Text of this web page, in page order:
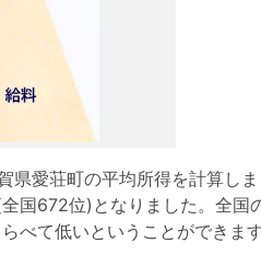
愛荘町の平均所得を計算し
国672位)となりました。全国
べて低いということができます